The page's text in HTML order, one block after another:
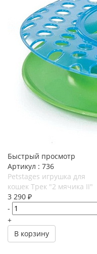
Быстрый просмотр
Артикул : 736
Petstages игрушка для
кошек Трек "2 мячика II"
3 290 ₽
-
+
В корзину